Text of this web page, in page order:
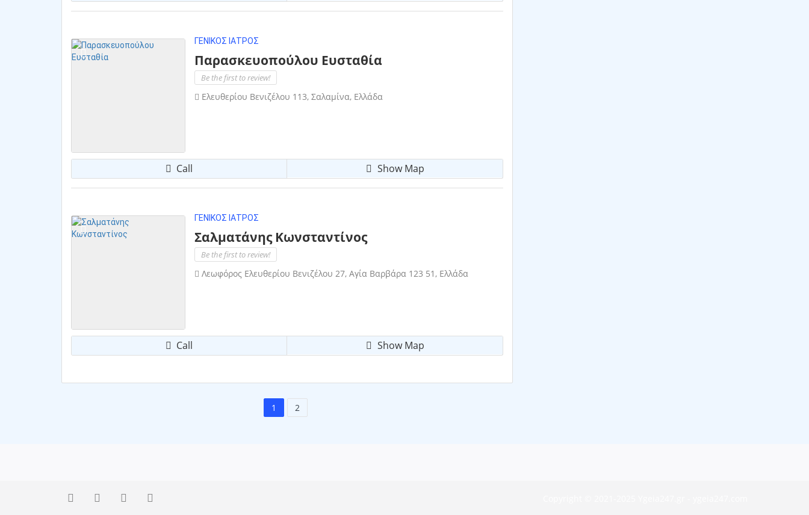
ΓΕΝΙΚΌΣ ΙΑΤΡΌΣ
Παρασκευοπούλου Ευσταθία
Be the first to review!
Ελευθερίου Βενιζέλου 113, Σαλαμίνα, Ελλάδα
Call Show Map
ΓΕΝΙΚΌΣ ΙΑΤΡΌΣ
Σαλματάνης Κωνσταντίνος
Be the first to review!
Λεωφόρος Ελευθερίου Βενιζέλου 27, Αγία Βαρβάρα 123 51, Ελλάδα
Call Show Map
1 2